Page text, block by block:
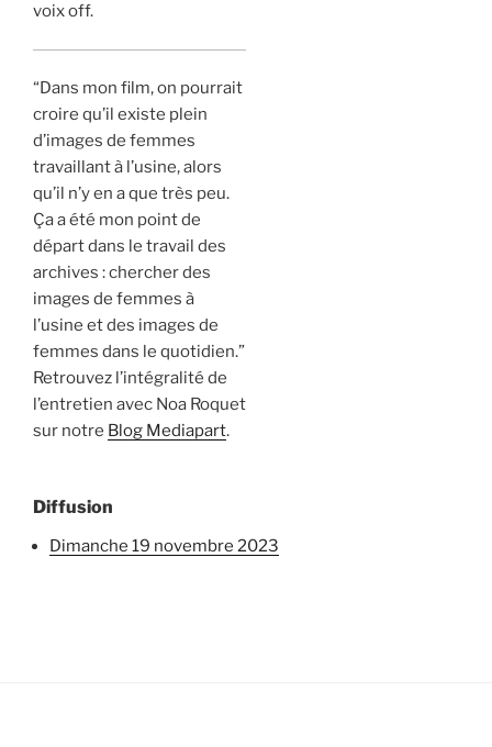
voix off.
“Dans mon film, on pourrait
croire qu’il existe plein
d’images de femmes
travaillant à l’usine, alors
qu’il n’y en a que très peu.
Ça a été mon point de
départ dans le travail des
archives : chercher des
images de femmes à
l’usine et des images de
femmes dans le quotidien.”
Retrouvez l’intégralité de
l’entretien avec Noa Roquet
sur notre Blog Mediapart.
Diffusion
dimanche 19 novembre 2023